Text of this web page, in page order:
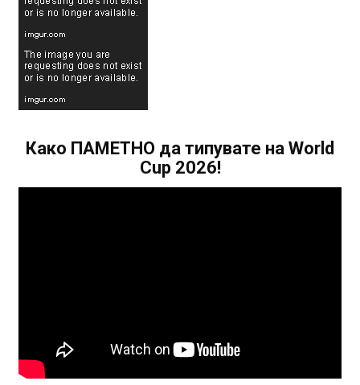
Како ПАМЕТНО да типувате на World
Cup 2026!